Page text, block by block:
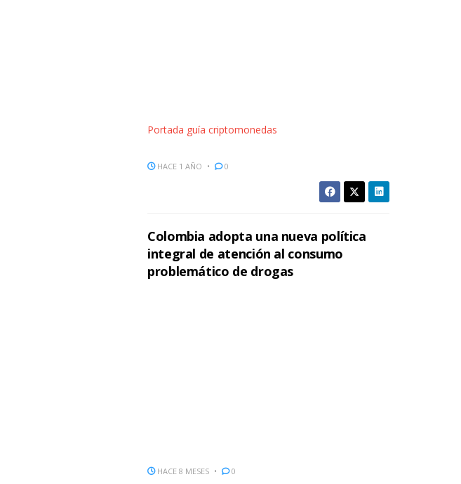
Portada guía criptomonedas
HACE 1 AÑO 0
Colombia adopta una nueva política
integral de atención al consumo
problemático de drogas
HACE 8 MESES 0